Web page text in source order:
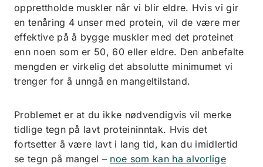
opprettholde muskler når vi blir eldre. Hvis vi gir
en tenåring 4 unser med protein, vil de være mer
effektive på å bygge muskler med det proteinet
enn noen som er 50, 60 eller eldre. Den anbefalte
mengden er virkelig det absolutte minimumet vi
trenger for å unngå en mangeltilstand.
Problemet er at du ikke nødvendigvis vil merke
tidlige tegn på lavt proteininntak. Hvis det
fortsetter å være lavt i lang tid, kan du imidlertid
se tegn på mangel – noe som kan ha alvorlige